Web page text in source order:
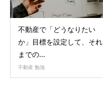
不動産で「どうなりたい
か」目標を設定して、それ
までの...
不動産 勉強